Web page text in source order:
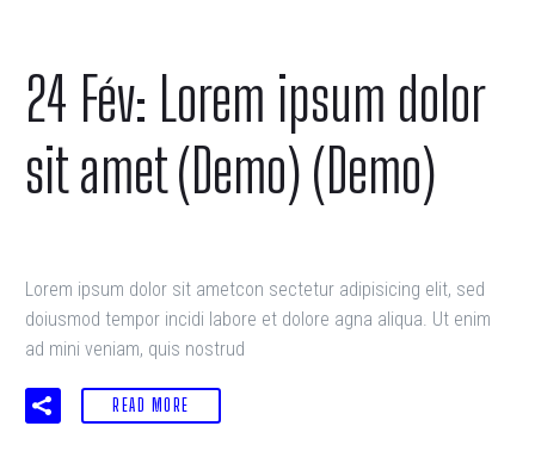
24 Fév: Lorem ipsum dolor
sit amet (Demo) (Demo)
Lorem ipsum dolor sit ametcon sectetur adipisicing elit, sed
doiusmod tempor incidi labore et dolore agna aliqua. Ut enim
ad mini veniam, quis nostrud
READ MORE